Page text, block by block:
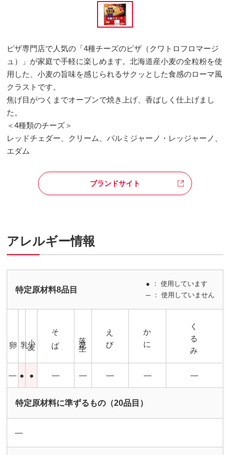
ピザ専門店で人気の「4種チーズのピザ（クワトロフロマージ
ュ）」が家庭で手軽に楽しめます。北海道産小麦の全粒粉を使
用した、小麦の旨味を感じられるサクッとした食感のローマ風
クラストです。
焦げ目がつくまでオーブンで焼き上げ、香ばしく仕上げまし
た。
＜4種類のチーズ＞
レッドチェダー、クリーム、パルミジャーノ・レッジャーノ、
エダム
ブランドサイト
アレルギー情報
特定原材料8品目
● ： 使用しています
─ ： 使用していません
そば 落花生 えび かに くるみ
― ● ● ― ― ― ― ―
特定原材料に準ずるもの（20品目）
―